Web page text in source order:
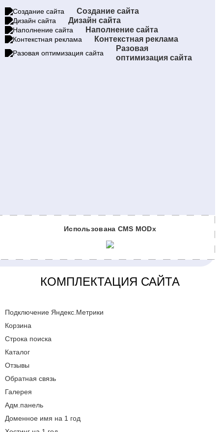
Создание сайта
Дизайн сайта
Наполнение сайта
Контекстная реклама
Разовая
оптимизация сайта
Использована CMS MODx
КОМПЛЕКТАЦИЯ САЙТА
Подключение Яндекс.Метрики
Корзина
Строка поиска
Каталог
Отзывы
Обратная связь
Галерея
Адм.панель
Доменное имя на 1 год